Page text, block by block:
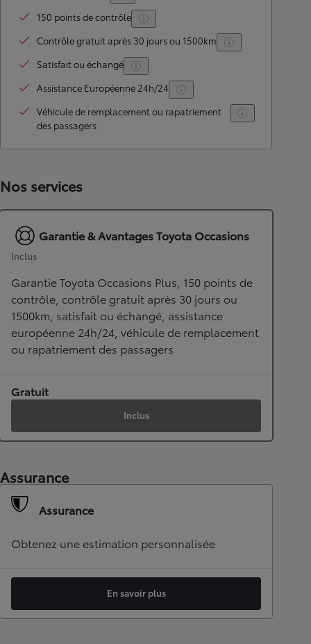
150 points de contrôle
Contrôle gratuit après 30 jours ou 1500km
Satisfait ou échangé
Assistance Européenne 24h/24
Véhicule de remplacement ou rapatriement
des passagers
Nos services
Garantie & Avantages Toyota Occasions
Inclus
Garantie Toyota Occasions Plus, 150 points de
contrôle, contrôle gratuit après 30 jours ou
1500km, satisfait ou échangé, assistance
européenne 24h/24, véhicule de remplacement
ou rapatriement des passagers
Gratuit
Inclus
Assurance
Assurance
Obtenez une estimation personnalisée
En savoir plus